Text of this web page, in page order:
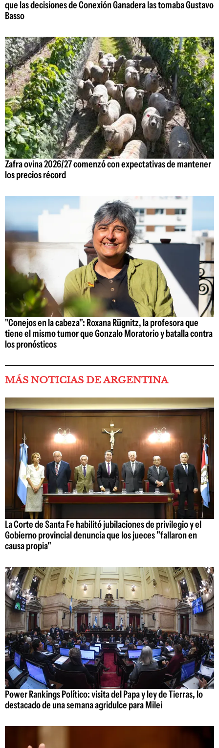
que las decisiones de Conexión Ganadera las tomaba Gustavo
Basso
Zafra ovina 2026/27 comenzó con expectativas de mantener
los precios récord
"Conejos en la cabeza": Roxana Rügnitz, la profesora que
tiene el mismo tumor que Gonzalo Moratorio y batalla contra
los pronósticos
MÁS NOTICIAS DE ARGENTINA
La Corte de Santa Fe habilitó jubilaciones de privilegio y el
Gobierno provincial denuncia que los jueces "fallaron en
causa propia"
Power Rankings Político: visita del Papa y ley de Tierras, lo
destacado de una semana agridulce para Milei